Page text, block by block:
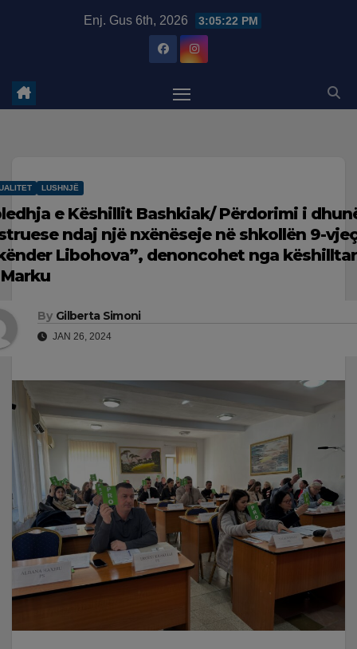
Enj. Gus 6th, 2026 3:05:23 PM
LUSHNJË
e Këshillit Bashkiak/ Përdorimi i
ndaj një nxënëseje në shkollën 9-
Libohova”, denoncohet nga
By Gilberta Simoni
JAN 26, 2024